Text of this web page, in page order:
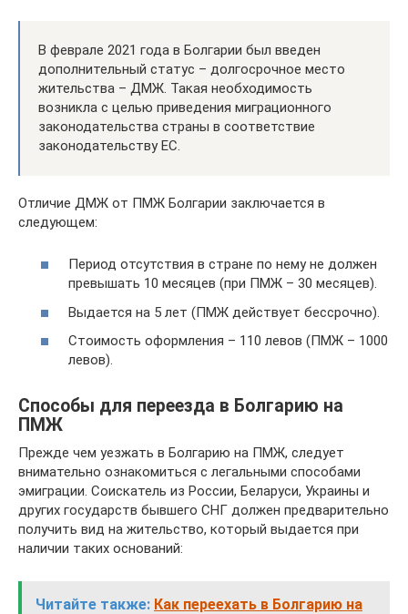
В феврале 2021 года в Болгарии был введен
дополнительный статус – долгосрочное место
жительства – ДМЖ. Такая необходимость
возникла с целью приведения миграционного
законодательства страны в соответствие
законодательству ЕС.
Отличие ДМЖ от ПМЖ Болгарии заключается в
следующем:
Период отсутствия в стране по нему не должен
превышать 10 месяцев (при ПМЖ – 30 месяцев).
Выдается на 5 лет (ПМЖ действует бессрочно).
Стоимость оформления – 110 левов (ПМЖ – 1000
левов).
Способы для переезда в Болгарию на
ПМЖ
Прежде чем уезжать в Болгарию на ПМЖ, следует
внимательно ознакомиться с легальными способами
эмиграции. Соискатель из России, Беларуси, Украины и
других государств бывшего СНГ должен предварительно
получить вид на жительство, который выдается при
наличии таких оснований:
Читайте также: Как переехать в Болгарию на